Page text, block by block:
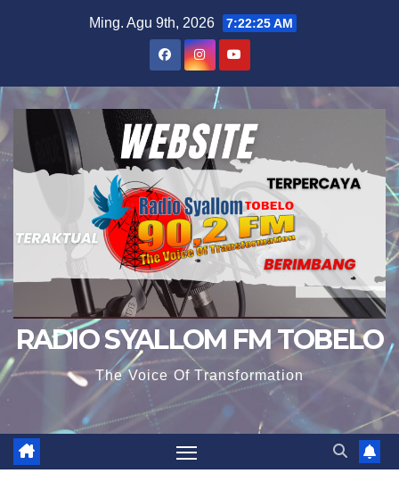
Ming. Agu 9th, 2026 7:22:27 AM
RADIO SYALLOM FM TOBELO
The Voice Of Transformation